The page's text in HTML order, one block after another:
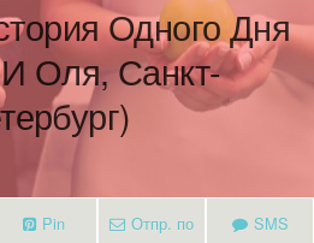
Одного Дня
Оля, Санкт-
Pin
Отпр. по
SMS